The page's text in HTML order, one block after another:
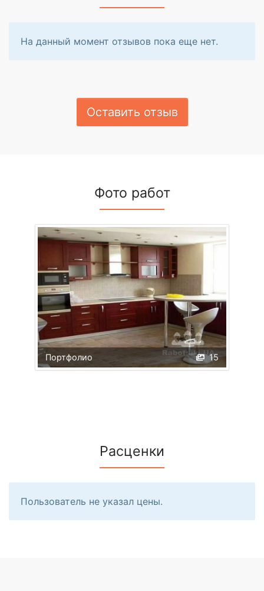
На данный момент отзывов пока еще нет.
Оставить отзыв
Фото работ
15
Портфолио
Расценки
Пользователь не указал цены.